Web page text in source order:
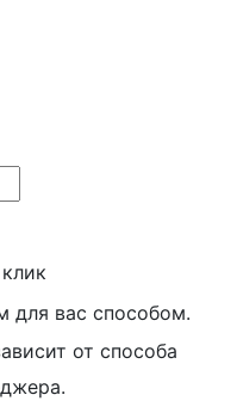
для вас способом.
от способа